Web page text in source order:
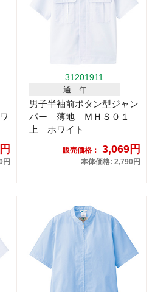
円
31201911
通 年
男子半袖前ボタン型ジャン
パー 薄地 ＭＨＳ０１
上 ホワイト
販売価格： 3,069円
本体価格: 2,790円